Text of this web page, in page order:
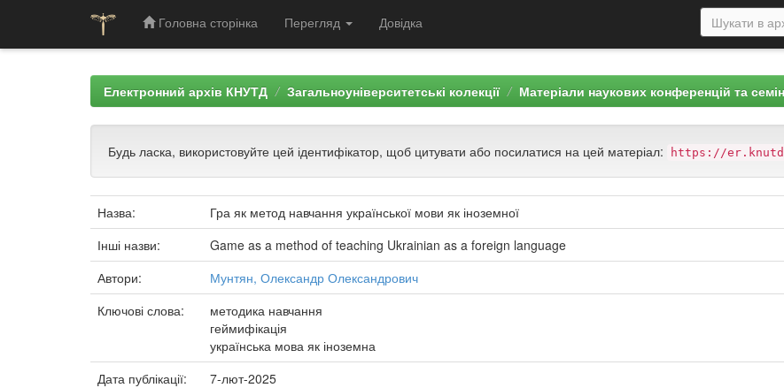
Головна сторінка Перегляд Довідка
Електронний архів КНУТД Загальноуніверситетські колекції Матеріали наукових конференцій та
Будь ласка, використовуйте цей ідентифікатор, щоб цитувати або посилатися на цей матеріал: https://
Назва:
Гра як метод навчання української мови як іноземної
Інші назви:
Game as a method of teaching Ukrainian as a foreign language
Автори:
Мунтян, Олександр Олександрович
Ключові слова:
методика навчання
геймифікація
українська мова як іноземна
Дата публікації:
7-лют-2025